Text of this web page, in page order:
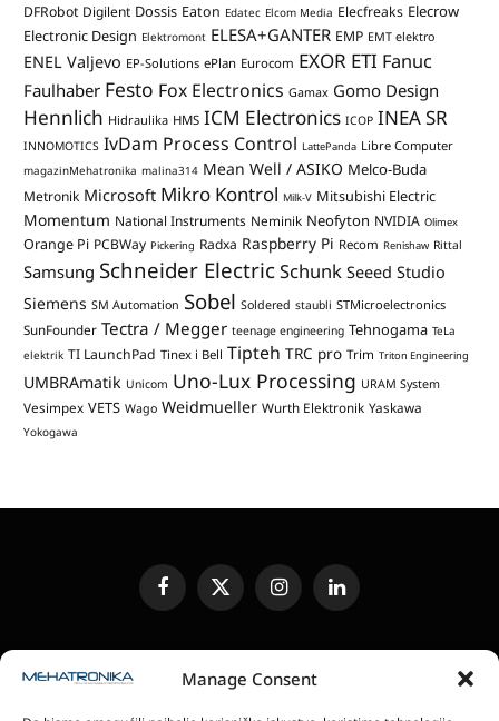
Manage Consent
DFRobot Digilent Dossis Eaton Edatec Elcom Media Elecfreaks Elecrow
Electronic Design Elektromont ELESA+GANTER EMP EMT elektro
ENEL Valjevo EP-Solutions ePlan Eurocom EXOR ETI Fanuc
Faulhaber Festo Fox Electronics Gamax Gomo Design
Hennlich Hidraulika HMS ICM Electronics ICOP INEA SR
INNOMOTICS IvDam Process Control LattePanda Libre Computer
magazinMehatronika malina314 Mean Well / ASIKO Melco-Buda
Metronik Microsoft Mikro Kontrol Milk-V Mitsubishi Electric
Momentum National Instruments Neminik Neofyton NVIDIA Olimex
Orange Pi PCBWay Pickering Radxa Raspberry Pi Recom Renishaw Rittal
Samsung Schneider ElectricSchunk Seeed Studio
Siemens SM Automation Sobel Soldered staubli STMicroelectronics
SunFounder Tectra / Megger teenage engineering Tehnogama TeLa
elektrik TI LaunchPad Tinex i Bell Tipteh TRC pro Trim Triton Engineering
UMBRAmatik Unicom Uno-Lux Processing URAM System
Vesimpex VETS Wago Weidmueller Wurth Elektronik Yaskawa
Yokogawa
FacebookX
(Twitter)
InstagramLinkedIn
SLANJE JEDINICA ZA RECENZIJU